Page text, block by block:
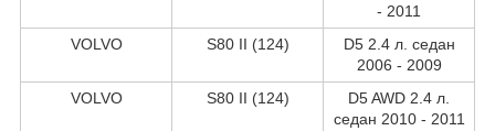
- 2011
VOLVO
S80 II (124)
D5 2.4 л. седан
2006 - 2009
VOLVO
S80 II (124)
D5 AWD 2.4 л.
седан 2010 - 2011